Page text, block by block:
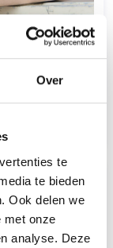
Over
te
te bieden
Ook delen we
met onze
analyse. Deze
9.4